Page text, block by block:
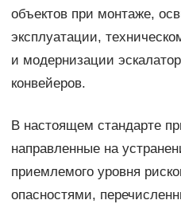
объектов при монтаже,
эксплуатации,
и модернизации
конвейеров.
В настоящем стандарте
направленные на
приемлемого уровня
опасностями,